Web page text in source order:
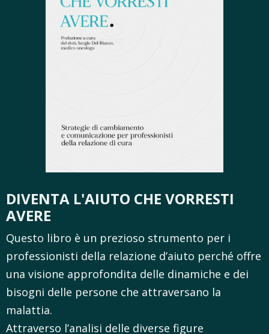
DIVENTA L'AIUTO CHE VORRESTI
AVERE
Questo libro è un prezioso strumento per i
professionisti della relazione d’aiuto perché offre
una visione approfondita delle dinamiche e dei
bisogni delle persone che attraversano la
malattia.
Attraverso l’analisi delle diverse figure